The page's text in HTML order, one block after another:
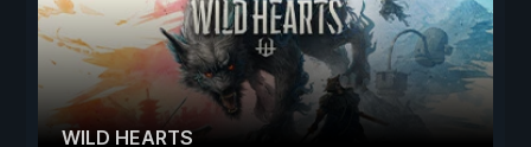
WILD HEARTS